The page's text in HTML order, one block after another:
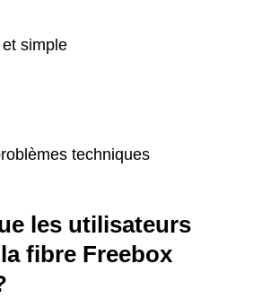
simple
techniques
les utilisateurs
fibre Freebox